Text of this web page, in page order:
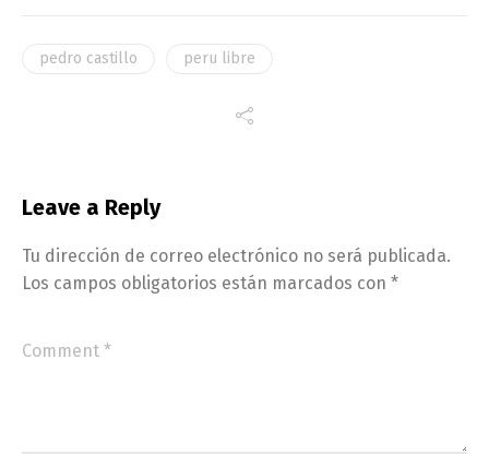
pedro castillo peru libre
Leave a Reply
Tu dirección de correo electrónico no será publicada.
Los campos obligatorios están marcados con *